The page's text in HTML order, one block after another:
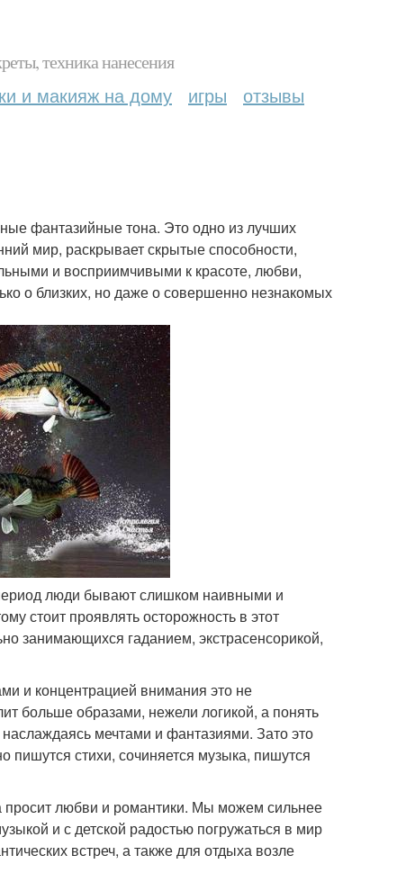
техника нанесения
и макияж на дому игры отзывы
фантазийные тона. Это одно из лучших
мир, раскрывает скрытые способности,
и восприимчивыми к красоте, любви,
о близких, но даже о совершенно незнакомых
люди бывают слишком наивными и
стоит проявлять осторожность в этот
занимающихся гаданием, экстрасенсорикой,
и концентрацией внимания это не
больше образами, нежели логикой, а понять
мечтами и фантазиями. Зато это
пишутся стихи, сочиняется музыка, пишутся
просит любви и романтики. Мы можем сильнее
и с детской радостью погружаться в мир
встреч, а также для отдыха возле